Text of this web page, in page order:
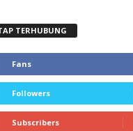
TERHUBUNG
Fans
Followers
Subscribers